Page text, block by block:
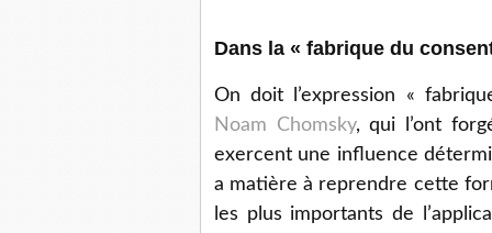
Dans la « fabrique du
On doit l’expression «
Noam Chomsky, qui l’ont
exercent une influence
a matière à reprendre cette
les plus importants de